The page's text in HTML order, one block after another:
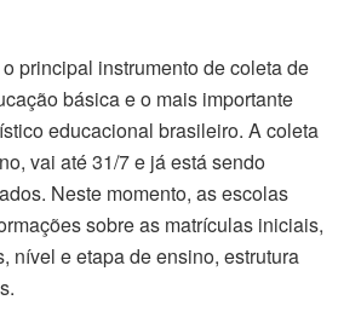
principal instrumento de coleta de
básica e o mais importante
educacional brasileiro. A coleta
vai até 31/7 e já está sendo
Neste momento, as escolas
sobre as matrículas iniciais,
nível e etapa de ensino, estrutura